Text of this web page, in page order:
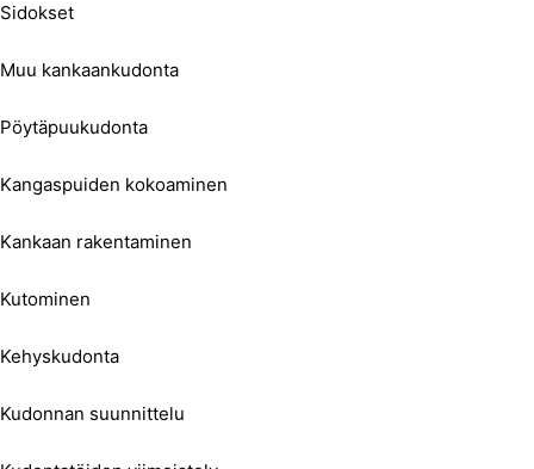
Sidokset
Muu kankaankudonta
Pöytäpuukudonta
Kangaspuiden kokoaminen
Kankaan rakentaminen
Kutominen
Kehyskudonta
Kudonnan suunnittelu